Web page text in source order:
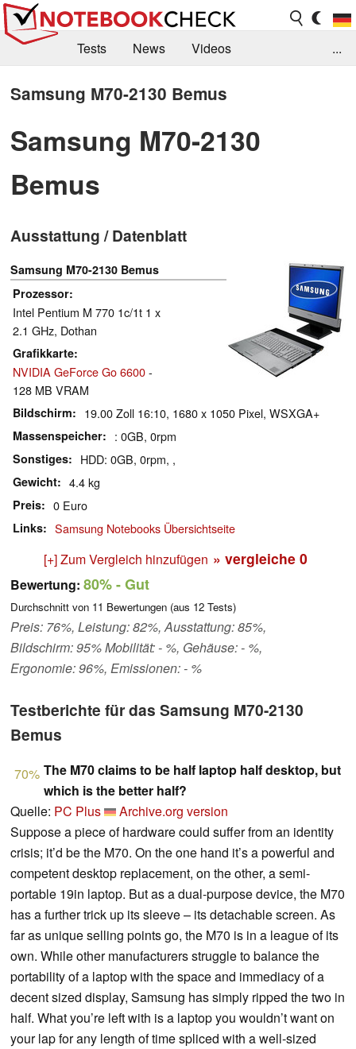
Tests News
Videos
Forum
...
Samsung M70-2130 Bemus
Samsung M70-2130
Bemus
Ausstattung / Datenblatt
Samsung M70-2130 Bemus
Prozessor
Intel Pentium M 770 1c/1t 1 x
2.1 GHz, Dothan
Grafikkarte
NVIDIA GeForce Go 6600-
128 MB VRAM
Bildschirm 19.00 Zoll 16:10, 1680 x 1050 Pixel, WSXGA+
Massenspeicher : 0GB, 0rpm
Sonstiges HDD: 0GB, 0rpm, ,
Gewicht 4.4 kg
Preis 0 Euro
Links Samsung Notebooks Übersichtseite
[+] Zum Vergleich hinzufügen » vergleiche 0
Bewertung: 80%- Gut
Durchschnitt von 11 Bewertungen (aus 12 Tests)
Preis: 76%, Leistung: 82%, Ausstattung: 85%,
Bildschirm: 95% Mobilität: - %, Gehäuse: - %,
Ergonomie: 96%, Emissionen: - %
Testberichte für das Samsung M70-2130
Bemus
70% The M70 claims to be half laptop half desktop, but
which is the better half?
Quelle: PC Plus
Archive.org version
Suppose a piece of hardware could suffer from an identity
crisis; it’d be the M70. On the one hand it’s a powerful and
competent desktop replacement, on the other, a semi-
portable 19in laptop. But as a dual-purpose device, the M70
has a further trick up its sleeve – its detachable screen. As
far as unique selling points go, the M70 is in a league of its
own. While other manufacturers struggle to balance the
portability of a laptop with the space and immediacy of a
decent sized display, Samsung has simply ripped the two in
half. What you’re left with is a laptop you wouldn’t want on
your lap for any length of time spliced with a well-sized